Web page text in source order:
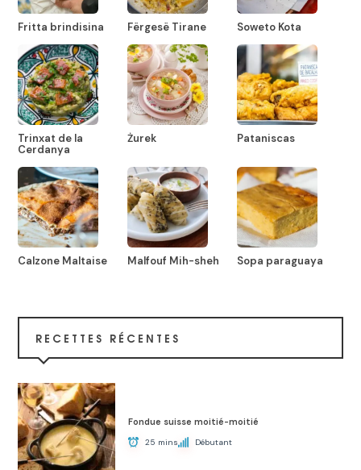
Fritta brindisina Fërgesë Tirane Soweto Kota
Trinxat de la
Cerdanya
Żurek Pataniscas
Calzone Maltaise Malfouf Mih-sheh Sopa paraguaya
RECETTES RÉCENTES
Fondue suisse moitié-moitié
25 mins Débutant